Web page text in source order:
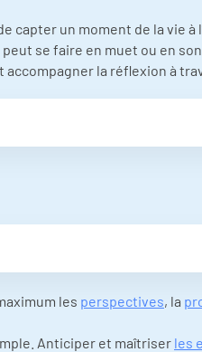
capter un moment de la vie à
se faire en muet ou en
la réflexion à
les perspectives, la
Anticiper et maîtriser les